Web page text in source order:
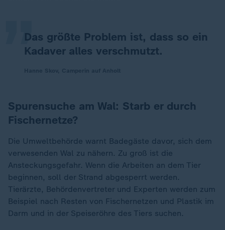
Das größte Problem ist, dass so ein
Kadaver alles verschmutzt.
Spurensuche am Wal: Starb er durch
Fischernetze?
Die Umweltbehörde warnt Badegäste davor, sich dem
verwesenden Wal zu nähern. Zu groß ist die
Ansteckungsgefahr. Wenn die Arbeiten an dem Tier
beginnen, soll der Strand abgesperrt werden.
Tierärzte, Behördenvertreter und Experten werden zum
Beispiel nach Resten von Fischernetzen und Plastik im
Darm und in der Speiseröhre des Tiers suchen.